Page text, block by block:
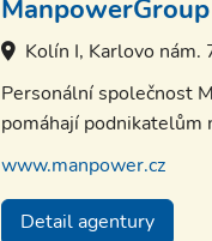
Kolín I, Karlovo nám.
Personální společnost
pomáhají podnikatelům
www.manpower.cz
Detail agentury